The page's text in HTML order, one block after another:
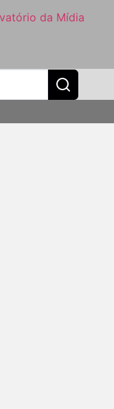
da Mídia